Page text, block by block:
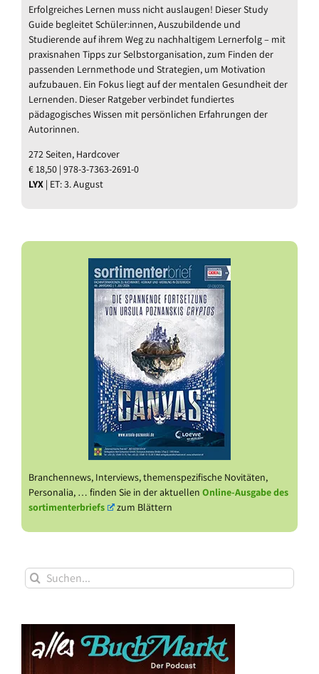
Erfolgreiches Lernen muss nicht auslaugen! Dieser Study
Guide begleitet Schüler:innen, Auszubildende und
Studierende auf ihrem Weg zu nachhaltigem Lernerfolg – mit
praxisnahen Tipps zur Selbstorganisation, zum Finden der
passenden Lernmethode und Strategien, um Motivation
aufzubauen. Ein Fokus liegt auf der mentalen Gesundheit der
Lernenden. Dieser Ratgeber verbindet fundiertes
pädagogisches Wissen mit persönlichen Erfahrungen der
Autorinnen.
272 Seiten, Hardcover
€ 18,50 | 978-3-7363-2691-0
LYX | ET: 3. August
Branchennews, Interviews, themenspezifische Novitäten,
Personalia, … finden Sie in der aktuellen Online-Ausgabe des
sortimenterbriefs
zum Blättern
Suche
nach: